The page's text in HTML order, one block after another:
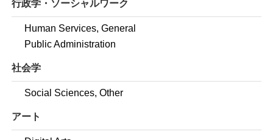
行政学・ソーシャルワーク
Human Services, General
Public Administration
社会学
Social Sciences, Other
アート